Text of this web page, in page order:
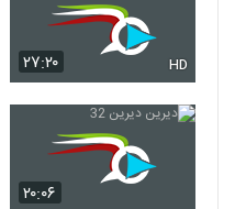
۲۷:۲۰ HD
۲۰:۰۶